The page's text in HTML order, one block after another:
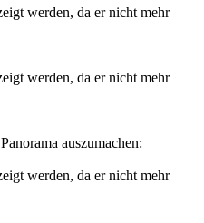
werden, da er nicht mehr
werden, da er nicht mehr
auszumachen:
werden, da er nicht mehr